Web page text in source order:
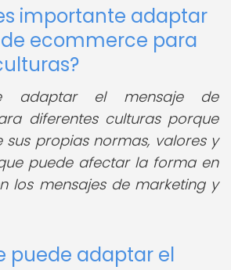
importante adaptar
ecommerce para
adaptar el mensaje de
diferentes culturas porque
sus propias normas, valores y
puede afectar la forma en
los mensajes de marketing y
puede adaptar el